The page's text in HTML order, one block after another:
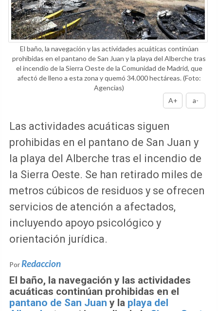
El baño, la navegación y las actividades acuáticas continúan
prohibidas en el pantano de San Juan y la playa del Alberche tras
el incendio de la Sierra Oeste de la Comunidad de Madrid, que
afectó de lleno a esta zona y quemó 34.000 hectáreas.(Foto:
Agencias)
A+
a-
Las actividades acuáticas siguen
prohibidas en el pantano de San Juan y
la playa del Alberche tras el incendio de
la Sierra Oeste. Se han retirado miles de
metros cúbicos de residuos y se ofrecen
servicios de atención a afectados,
incluyendo apoyo psicológico y
orientación jurídica.
Por Redaccion
El baño, la navegación y las actividades
acuáticas continúan prohibidas en el
pantano de San Juan y la playa del